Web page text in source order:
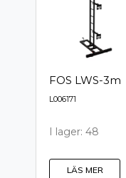
FOS LWS-3m
L006171
I lager: 48
LÄS MER